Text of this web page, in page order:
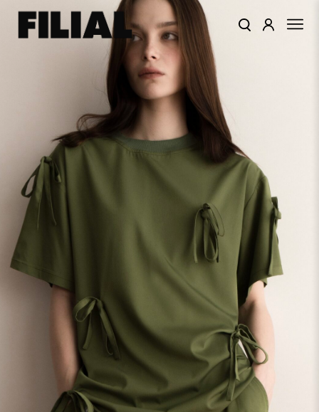
ПОДАРОЧНЫЙ
СЕРТИФИКАТ
ЦВЕТА
КОЛЛЕКЦИИ
ОДЕЖДА